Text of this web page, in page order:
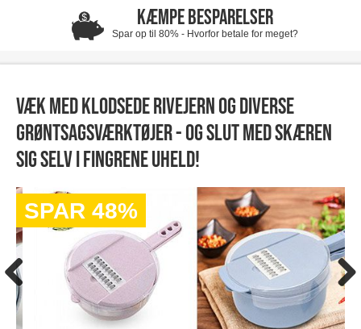
KÆMPE BESPARELSER
Spar op til 80% - Hvorfor betale for meget?
Væk med klodsede rivejern og diverse
grøntsagsværktøjer - og slut med skæren
sig selv i fingrene uheld!
SPAR 48%